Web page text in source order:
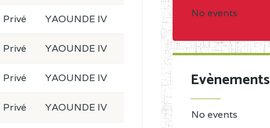
Privé YAOUNDE IV
Privé YAOUNDE IV
Privé YAOUNDE IV
Privé YAOUNDE IV
No events
Evènements
No events